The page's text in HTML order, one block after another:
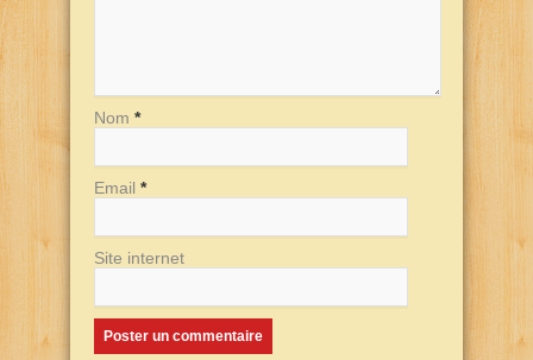
Nom *
Email *
Site internet